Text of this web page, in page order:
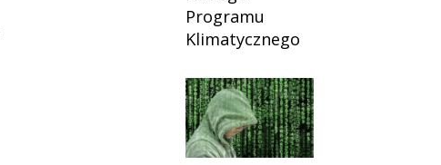
Programu
Klimatycznego